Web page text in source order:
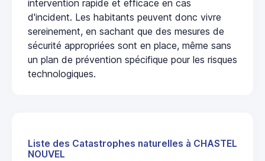
intervention rapide et efficace en cas
d'incident. Les habitants peuvent donc vivre
sereinement, en sachant que des mesures de
sécurité appropriées sont en place, même sans
un plan de prévention spécifique pour les risques
technologiques.
Liste des Catastrophes naturelles à CHASTEL
NOUVEL